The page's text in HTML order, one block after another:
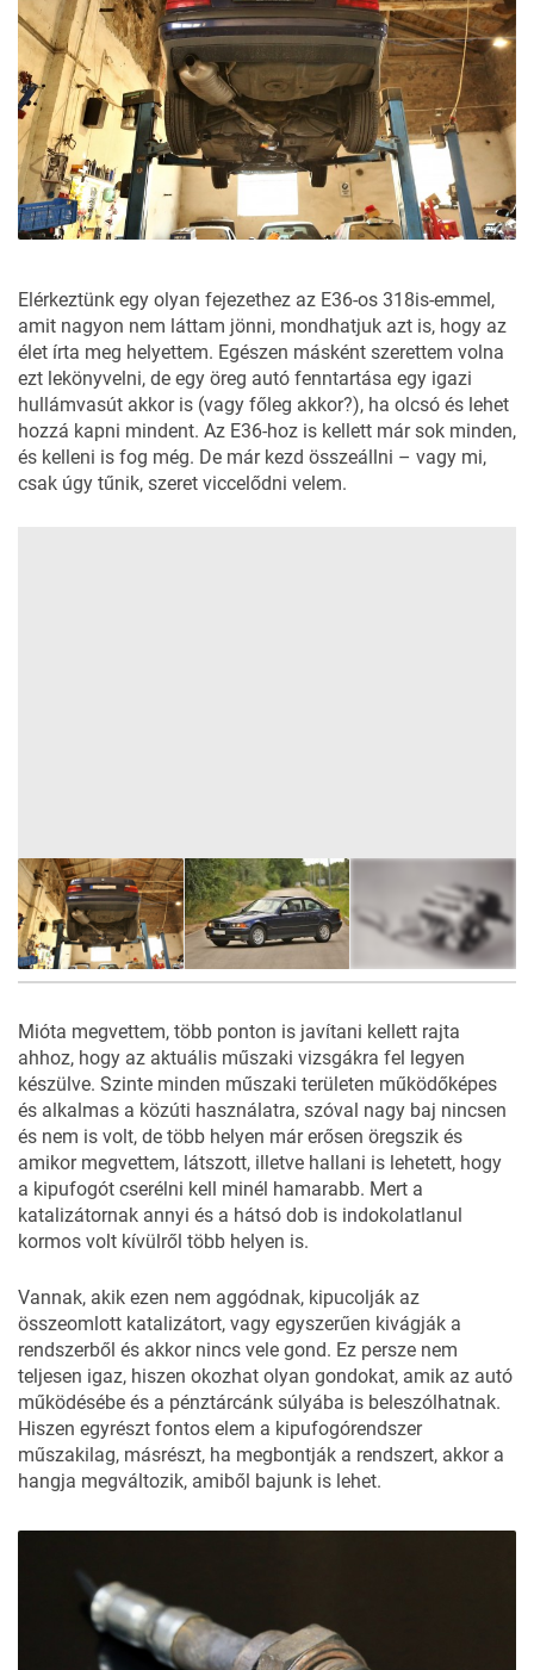
Elérkeztünk egy olyan fejezethez az E36-os 318is-emmel,
amit nagyon nem láttam jönni, mondhatjuk azt is, hogy az
élet írta meg helyettem. Egészen másként szerettem volna
ezt lekönyvelni, de egy öreg autó fenntartása egy igazi
hullámvasút akkor is (vagy főleg akkor?), ha olcsó és lehet
hozzá kapni mindent. Az E36-hoz is kellett már sok minden,
és kelleni is fog még. De már kezd összeállni – vagy mi,
csak úgy tűnik, szeret viccelődni velem.
Mióta megvettem, több ponton is javítani kellett rajta
ahhoz, hogy az aktuális műszaki vizsgákra fel legyen
készülve. Szinte minden műszaki területen működőképes
és alkalmas a közúti használatra, szóval nagy baj nincsen
és nem is volt, de több helyen már erősen öregszik és
amikor megvettem, látszott, illetve hallani is lehetett, hogy
a kipufogót cserélni kell minél hamarabb. Mert a
katalizátornak annyi és a hátsó dob is indokolatlanul
kormos volt kívülről több helyen is.
Vannak, akik ezen nem aggódnak, kipucolják az
összeomlott katalizátort, vagy egyszerűen kivágják a
rendszerből és akkor nincs vele gond. Ez persze nem
teljesen igaz, hiszen okozhat olyan gondokat, amik az autó
működésébe és a pénztárcánk súlyába is beleszólhatnak.
Hiszen egyrészt fontos elem a kipufogórendszer
műszakilag, másrészt, ha megbontják a rendszert, akkor a
hangja megváltozik, amiből bajunk is lehet.